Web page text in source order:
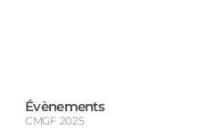
Évènements
CMGF 2025